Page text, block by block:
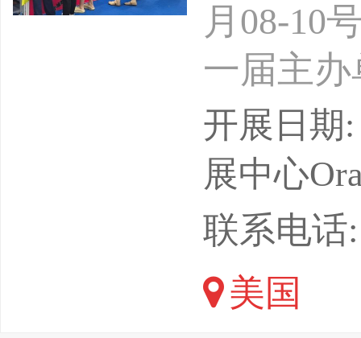
月08-10
一届主
各类广
◆喷绘写
喷绘写
作、影
霓虹设
开展日期
展中心
联系电话
美国